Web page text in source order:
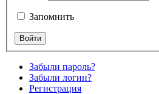
Запомнить
Забыли пароль?
Забыли логин?
Регистрация